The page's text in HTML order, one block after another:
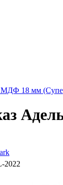
МДФ 18 мм
2022